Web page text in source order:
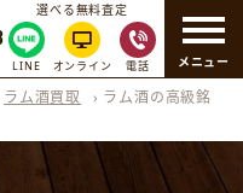
メニュー
選べる無料査定
LINE オンライン 電話
ラム酒買取 › ラム酒の高級銘